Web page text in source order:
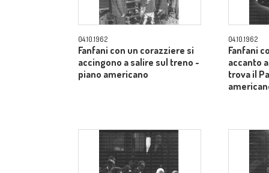
04.10.1962
Fanfani con un corazziere si
accingono a salire sul treno -
piano americano
04.10.1962
Fanfani
accanto
trova il